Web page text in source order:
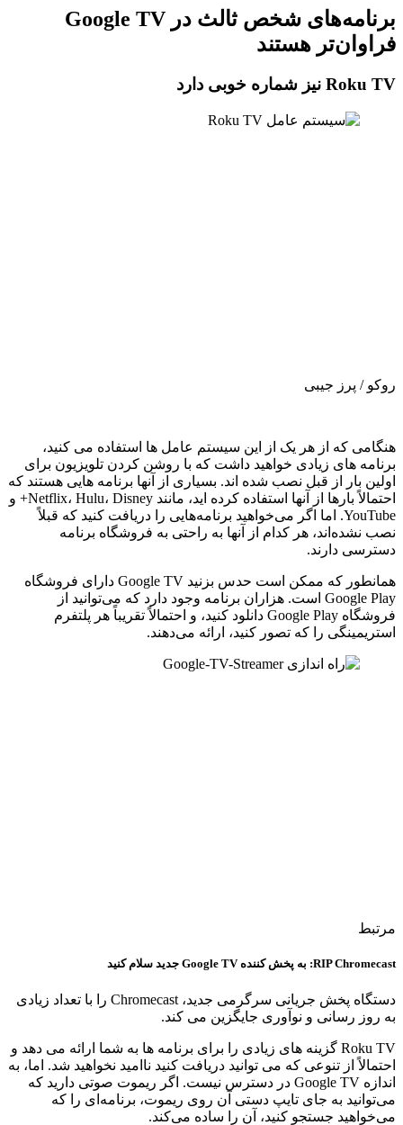
برنامه‌های شخص ثالث در Google TV
فراوان‌تر هستند
Roku TV نیز شماره خوبی دارد
روکو / پرز جیبی
هنگامی که از هر یک از این سیستم عامل ها استفاده می کنید،
برنامه های زیادی خواهید داشت که با روشن کردن تلویزیون برای
اولین بار از قبل نصب شده اند. بسیاری از آنها برنامه هایی هستند که
احتمالاً بارها از آنها استفاده کرده اید، مانند Netflix، Hulu، Disney+ و
YouTube. اما اگر می‌خواهید برنامه‌هایی را دریافت کنید که قبلاً
نصب نشده‌اند، هر کدام از آنها به راحتی به فروشگاه برنامه
دسترسی دارند.
همانطور که ممکن است حدس بزنید Google TV دارای فروشگاه
Google Play است. هزاران برنامه وجود دارد که می‌توانید از
فروشگاه Google Play دانلود کنید، و احتمالاً تقریباً هر پلتفرم
استریمینگی را که تصور کنید، ارائه می‌دهند.
مرتبط
RIP Chromecast: به پخش کننده Google TV جدید سلام کنید
دستگاه پخش جریانی سرگرمی جدید، Chromecast را با تعداد زیادی
به روز رسانی و نوآوری جایگزین می کند.
Roku TV گزینه های زیادی را برای برنامه ها به شما ارائه می دهد و
احتمالاً از تنوعی که می توانید دریافت کنید ناامید نخواهید شد. اما، به
اندازه Google TV در دسترس نیست. اگر ریموت صوتی دارید که
می‌توانید به جای تایپ دستی آن روی ریموت، برنامه‌ای را که
می‌خواهید جستجو کنید، آن را ساده می‌کند.